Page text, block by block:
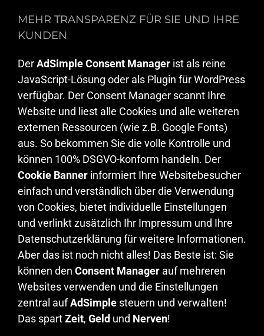
MEHR TRANSPARENZ FÜR SIE UND IHRE
KUNDEN
DerAdSimple Consent Manager ist als reine
JavaScript-Lösung oder als Plugin für WordPress
verfügbar. Der Consent Manager scannt Ihre
Website und liest alle Cookies und alle weiteren
externen Ressourcen (wie z.B. Google Fonts)
aus. So bekommen Sie die volle Kontrolle und
können 100% DSGVO-konform handeln. Der
Cookie Banner informiert Ihre Websitebesucher
einfach und verständlich über die Verwendung
von Cookies, bietet individuelle Einstellungen
und verlinkt zusätzlich Ihr Impressum und Ihre
Datenschutzerklärung für weitere Informationen.
Aber das ist noch nicht alles! Das Beste ist: Sie
können den Consent Manager auf mehreren
Websites verwenden und die Einstellungen
zentral aufAdSimple steuern und verwalten!
Das spartZeit, Geld und Nerven!